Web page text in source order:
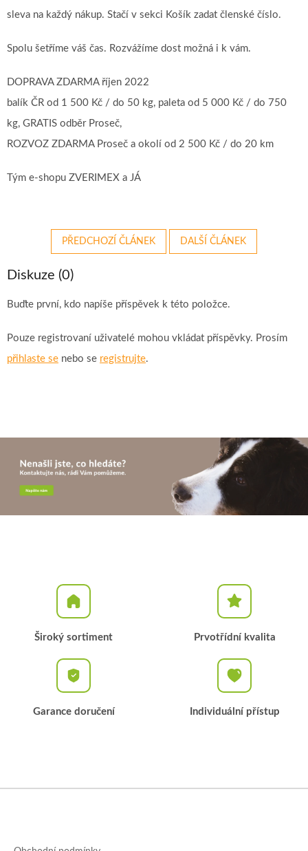
sleva na každý nákup. Stačí v sekci Košík zadat členské číslo.
Spolu šetříme váš čas. Rozvážíme dost možná i k vám.
DOPRAVA ZDARMA říjen 2022
balík ČR od 1 500 Kč / do 50 kg, paleta od 5 000 Kč / do 750
kg, GRATIS odběr Proseč,
ROZVOZ ZDARMA Proseč a okolí od 2 500 Kč / do 20 km
Tým e-shopu ZVERIMEX a JÁ
PŘEDCHOZÍ ČLÁNEK DALŠÍ ČLÁNEK
Diskuze (0)
Buďte první, kdo napíše příspěvek k této položce.
Pouze registrovaní uživatelé mohou vkládat příspěvky. Prosím
přihlaste se nebo se registrujte.
Široký sortiment Prvotřídní kvalita
Garance doručení Individuální přístup